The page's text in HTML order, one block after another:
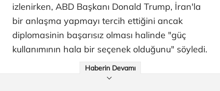
izlenirken, ABD Başkanı Donald Trump, İran'la
bir anlaşma yapmayı tercih ettiğini ancak
diplomasinin başarısız olması halinde "güç
kullanımının hala bir seçenek olduğunu" söyledi.
Haberin Devamı